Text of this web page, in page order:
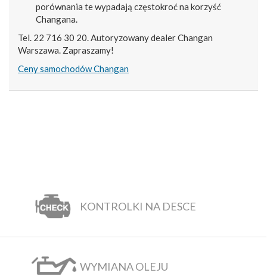
porównania te wypadają częstokroć na korzyść
Changana.
Tel. 22 716 30 20. Autoryzowany dealer Changan
Warszawa. Zapraszamy!
Ceny samochodów Changan
KONTROLKI NA DESCE
WYMIANA OLEJU